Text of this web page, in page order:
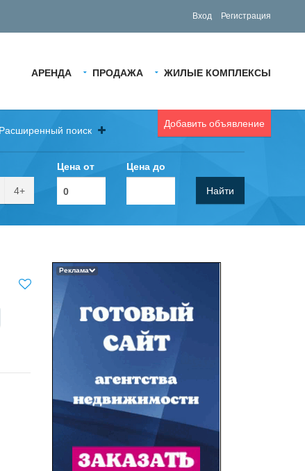
Вход Регистрация
АРЕНДА ПРОДАЖА ЖИЛЫЕ КОМПЛЕКСЫ
Добавить объявление
Расширенный поиск
4+
Цена от Цена до
Найти
Реклама